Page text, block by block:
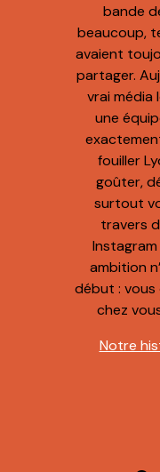
bande
beaucoup,
avaient
partager.
vrai média
une
fouiller
goûter,
surtout
travers
ambition
début :
chez
Notre